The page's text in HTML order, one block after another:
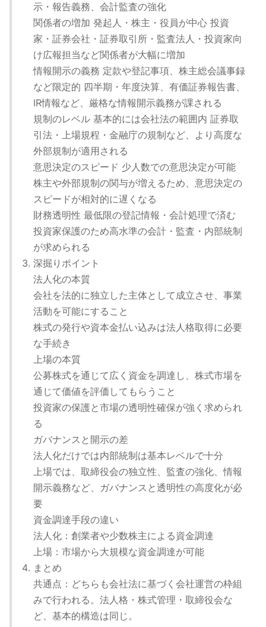
示・報告義務、会計監査の強化
関係者の増加 発起人・株主・役員が中心 投資
家・証券会社・証券取引所・監査法人・投資家向
け広報担当など関係者が大幅に増加
情報開示の義務 定款や登記事項、株主総会議事録
など限定的 四半期・年度決算、有価証券報告書、
IR情報など、厳格な情報開示義務が課される
規制のレベル 基本的には会社法の範囲内 証券取
引法・上場規程・金融庁の規制など、より高度な
外部規制が適用される
意思決定のスピード 少人数での意思決定が可能
株主や外部規制の関与が増えるため、意思決定の
スピードが相対的に遅くなる
財務透明性 最低限の登記情報・会計処理で済む
投資家保護のため高水準の会計・監査・内部統制
が求められる
深掘りポイント
法人化の本質
会社を法的に独立した主体として成立させ、事業
活動を可能にすること
株式の発行や資本金払い込みは法人格取得に必要
な手続き
上場の本質
公募株式を通じて広く資金を調達し、株式市場を
通じて価値を評価してもらうこと
投資家の保護と市場の透明性確保が強く求められ
る
ガバナンスと開示の差
法人化だけでは内部統制は基本レベルで十分
上場では、取締役会の独立性、監査の強化、情報
開示義務など、ガバナンスと透明性の高度化が必
要
資金調達手段の違い
法人化：創業者や少数株主による資金調達
上場：市場から大規模な資金調達が可能
まとめ
共通点：どちらも会社法に基づく会社運営の枠組
みで行われる。法人格・株式管理・取締役会な
ど、基本的構造は同じ。